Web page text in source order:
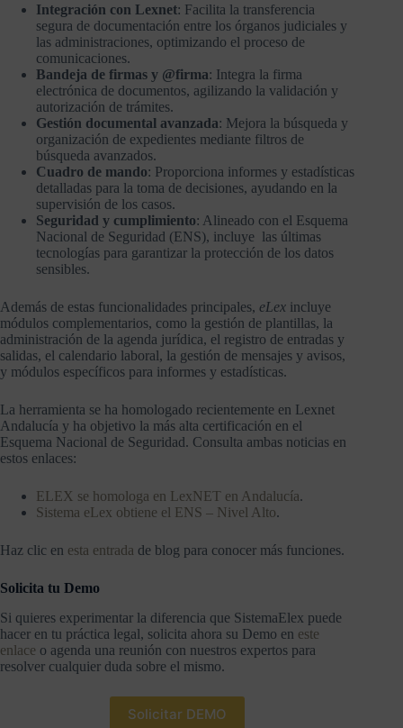
Integración con Lexnet: Facilita la transferencia
segura de documentación entre los órganos judiciales y
las administraciones, optimizando el proceso de
comunicaciones.
Bandeja de firmas y @firma: Integra la firma
electrónica de documentos, agilizando la validación y
autorización de trámites.
Gestión documental avanzada: Mejora la búsqueda y
organización de expedientes mediante filtros de
búsqueda avanzados.
Cuadro de mando: Proporciona informes y estadísticas
detalladas para la toma de decisiones, ayudando en la
supervisión de los casos.
Seguridad y cumplimiento: Alineado con el Esquema
Nacional de Seguridad (ENS), incluye las últimas
tecnologías para garantizar la protección de los datos
sensibles.
Además de estas funcionalidades principales, eLex incluye
módulos complementarios, como la gestión de plantillas, la
administración de la agenda jurídica, el registro de entradas y
salidas, el calendario laboral, la gestión de mensajes y avisos,
y módulos específicos para informes y estadísticas.
La herramienta se ha homologado recientemente en Lexnet
Andalucía y ha objetivo la más alta certificación en el
Esquema Nacional de Seguridad. Consulta ambas noticias en
estos enlaces:
ELEX se homologa en LexNET en Andalucía.
Sistema eLex obtiene el ENS – Nivel Alto.
Haz clic en esta entrada de blog para conocer más funciones.
Solicita tu Demo
Si quieres experimentar la diferencia que SistemaElex puede
hacer en tu práctica legal, solicita ahora su Demo en este
enlace o agenda una reunión con nuestros expertos para
resolver cualquier duda sobre el mismo.
Solicitar DEMO